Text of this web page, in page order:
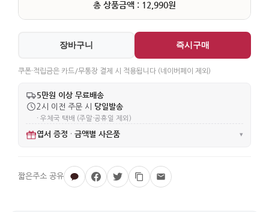
총 상품금액 : 12,990원
장바구니 즉시구매
쿠폰·적립금은 카드/무통장 결제 시 적용됩니다 (네이버페이 제외)
5만원 이상 무료배송
2시 이전 주문 시 당일발송
· 우체국 택배 (주말·공휴일 제외)
엽서 증정 · 금액별 사은품 ▾